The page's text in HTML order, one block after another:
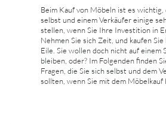
Beim Kauf von Möbeln ist es wichtig,
selbst und einem Verkäufer einige
stellen, wenn Sie Ihre Investition in
Nehmen Sie sich Zeit, und kaufen
Eile. Sie wollen doch nicht auf einem
bleiben, oder? Im Folgenden finden
Fragen, die Sie sich selbst und dem
sollten, wenn Sie mit dem Möbelkauf